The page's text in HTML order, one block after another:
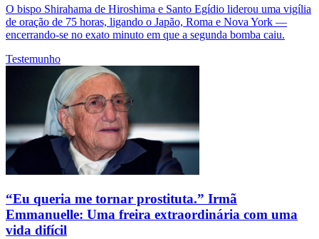
O bispo Shirahama de Hiroshima e Santo Egídio liderou uma vigília
de oração de 75 horas, ligando o Japão, Roma e Nova York —
encerrando-se no exato minuto em que a segunda bomba caiu.
Testemunho
“Eu queria me tornar prostituta.” Irmã
Emmanuelle: Uma freira extraordinária com uma
vida difícil